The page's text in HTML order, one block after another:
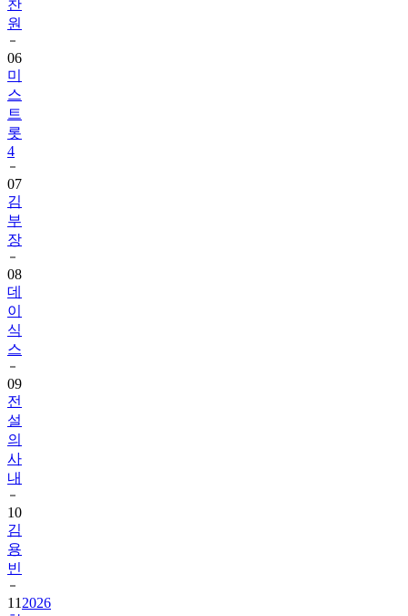
06
미
스
트
롯
4
07
김
부
장
08
데
이
식
스
09
전
설
의
사
내
10
김
용
빈
11
한
일